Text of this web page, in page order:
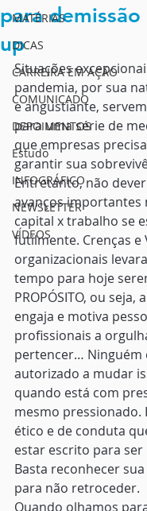
MATÉRIAS
DICAS
CARREIRA EM AÇÃO
COMUNICADO
DEPOIMENTOS
Estudo
INFOGRÁFICO
NEWSLETTER
VÍDEOS
para
up
Situações
pandemia, por sua
e angustiante,
para uma série de
que empresas
garantir sua
Entretanto, não
avanços importantes
capital x trabalho se
futilmente. Crenças e
organizacionais
tempo para hoje
PROPÓSITO, ou seja,
engaja e motiva
profissionais a
pertencer… Ninguém
autorizado a mudar
quando está com
mesmo pressionado.
ético e de conduta
estar escrito para
Basta reconhecer
para não retroceder.
Quando olhamos